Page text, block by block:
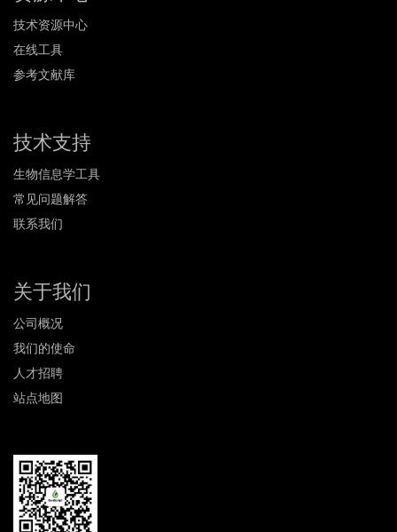
技术资源中心
在线工具
参考文献库
技术支持
生物信息学工具
常见问题解答
联系我们
关于我们
公司概况
我们的使命
人才招聘
站点地图